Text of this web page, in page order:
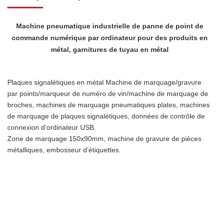
Machine pneumatique industrielle de panne de point de
commande numérique par ordinateur pour des produits en
métal, garnitures de tuyau en métal
Plaques signalétiques en métal Machine de marquage/gravure
par points/marqueur de numéro de vin/machine de marquage de
broches, machines de marquage pneumatiques plates, machines
de marquage de plaques signalétiques, données de contrôle de
connexion d’ordinateur USB.
Zone de marquage 150x90mm, machine de gravure de pièces
métalliques, embosseur d’étiquettes.